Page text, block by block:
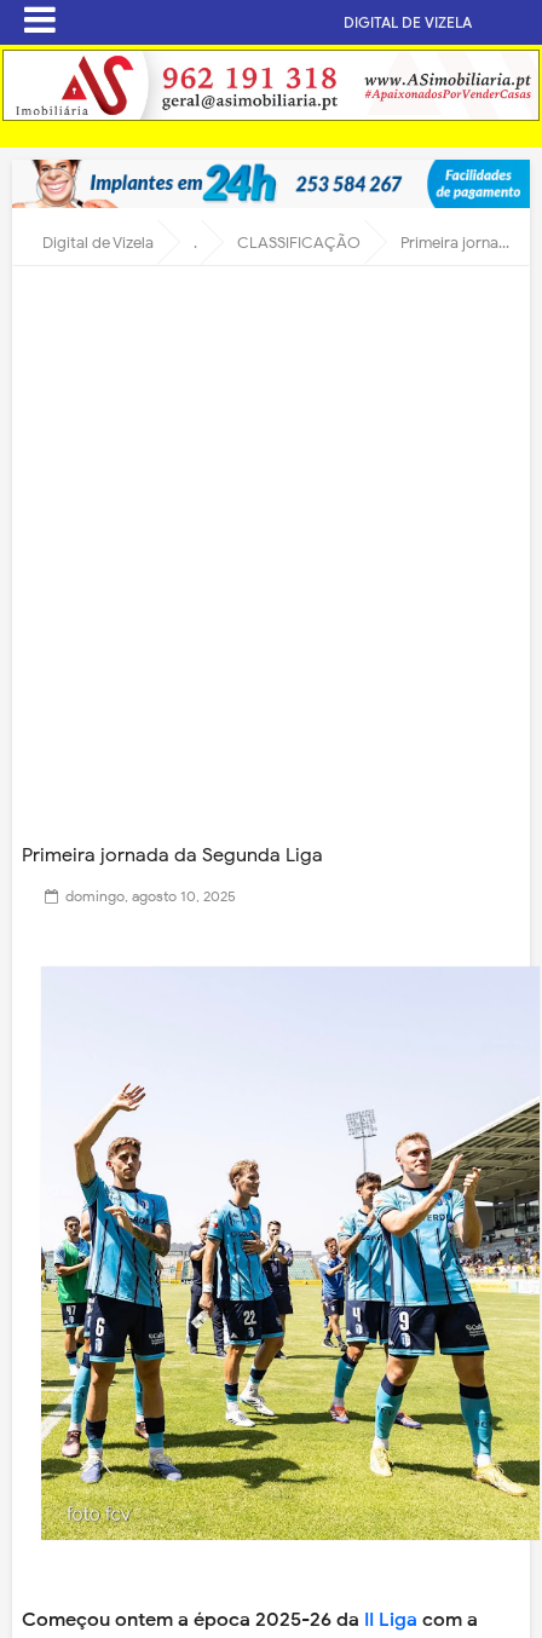
DIGITAL DE VIZELA
Digital de Vizela . CLASSIFICAÇÃO Primeira jornada da Segunda Liga
Primeira jornada da Segunda Liga
domingo, agosto 10, 2025
Começou ontem a época 2025-26 da II Liga com a